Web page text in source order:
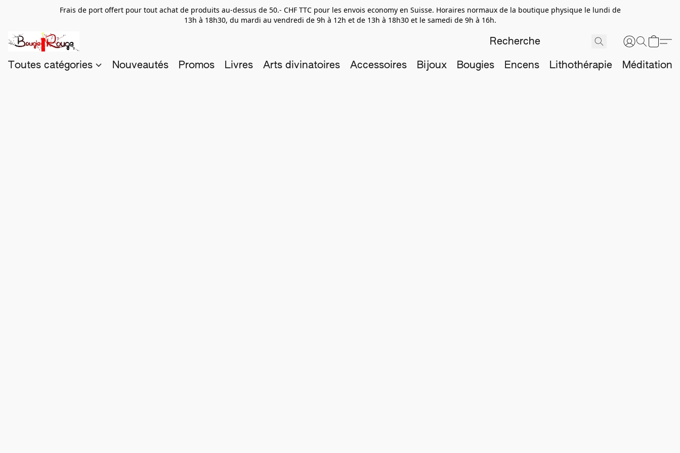
Frais de port offert pour tout achat de produits au-dessus de 50.- CHF TTC pour les envois economy en Suisse. Horaires normaux de la boutique physique le lundi de
13h à 18h30, du mardi au vendredi de 9h à 12h et de 13h à 18h30 et le samedi de 9h à 16h.
Toutes catégories Nouveautés Promos Livres Arts divinatoires Accessoires Bijoux Bougies Encens Lithothérapie Méditation